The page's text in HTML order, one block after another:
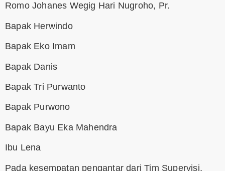
Romo Johanes Wegig Hari Nugroho, Pr.
Bapak Herwindo
Bapak Eko Imam
Bapak Danis
Bapak Tri Purwanto
Bapak Purwono
Bapak Bayu Eka Mahendra
Ibu Lena
Pada kesempatan pengantar dari Tim Supervisi,